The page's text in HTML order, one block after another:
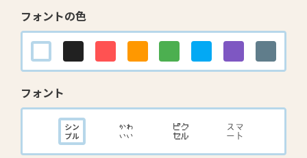
フォントの色
フォント